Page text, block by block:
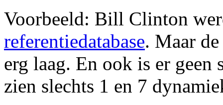
Voorbeeld: Bill Clinton
referentiedatabase. Maar
erg laag. En ook is er geen
zien slechts 1 en 7